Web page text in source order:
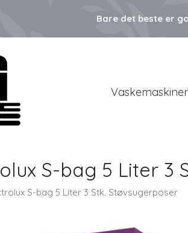
Bare det beste er
Vaskemaskiner
S-bag 5 Liter 3
S-bag 5 Liter 3 Stk. Støvsugerposer